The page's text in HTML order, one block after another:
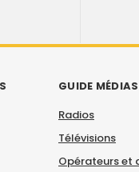
GUIDE MÉDIAS
Radios
Télévisions
Opérateurs et